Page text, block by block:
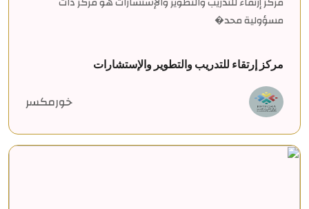
مسؤولية محد�
مركز إرتقاء للتدريب والتطوير والإستشارات
خورمكسر